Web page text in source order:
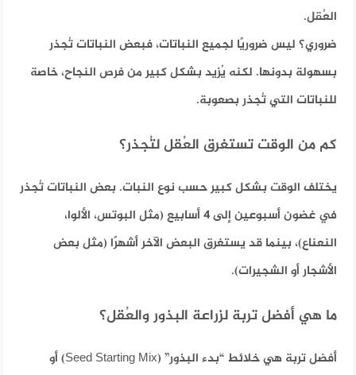
العُقل.
ضروري؟ ليس ضروريًا لجميع النباتات، فبعض النباتات تُجذر
بسهولة بدونها. لكنه يُزيد بشكل كبير من فرص النجاح، خاصة
للنباتات التي تُجذر بصعوبة.
كم من الوقت تستغرق العُقل لتُجذر؟
يختلف الوقت بشكل كبير حسب نوع النبات. بعض النباتات تُجذر
في غضون أسبوعين إلى 4 أسابيع (مثل البوتس، الألوا،
النعناع)، بينما قد يستغرق البعض الآخر أشهرًا (مثل بعض
الأشجار أو الشجيرات).
ما هي أفضل تربة لزراعة البذور والعُقل؟
أفضل تربة هي خلائط “بدء البذور” (Seed Starting Mix) أو